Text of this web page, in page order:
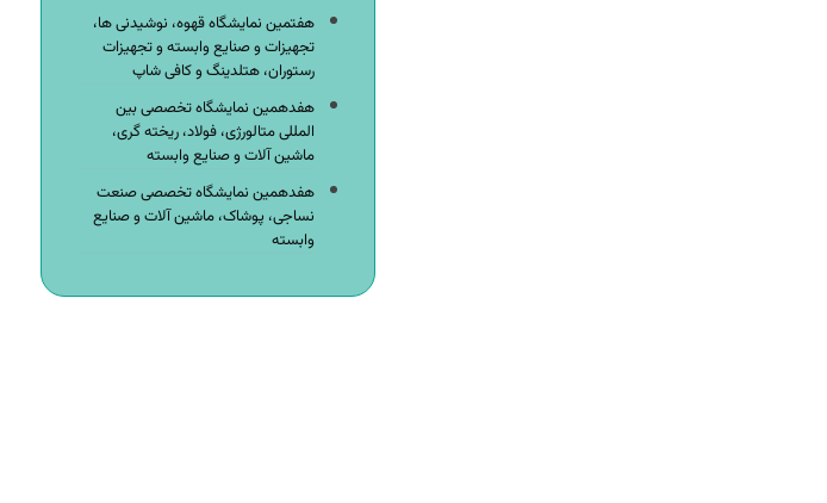
هفتمین نمایشگاه قهوه، نوشیدنی ها،
تجهیزات و صنایع وابسته و تجهیزات
رستوران، هتلدینگ و کافی شاپ
هفدهمین نمایشگاه تخصصی بین
المللی متالورژی، فولاد، ریخته گری،
ماشین آلات و صنایع وابسته
هفدهمین نمایشگاه تخصصی صنعت
نساجی، پوشاک، ماشین آلات و صنایع
وابسته